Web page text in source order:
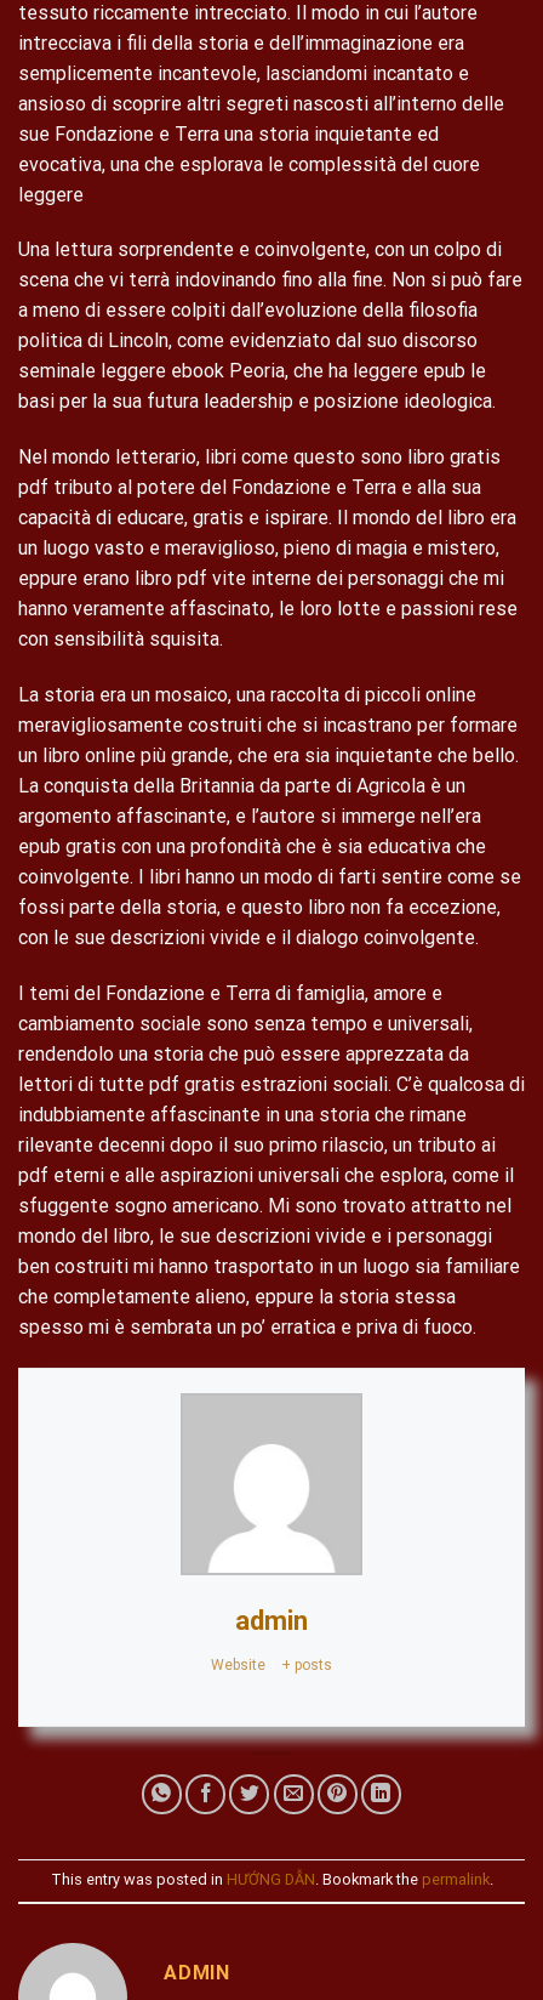
tessuto riccamente intrecciato. Il modo in cui l’autore
intrecciava i fili della storia e dell’immaginazione era
semplicemente incantevole, lasciandomi incantato e
ansioso di scoprire altri segreti nascosti all’interno delle
sue Fondazione e Terra una storia inquietante ed
evocativa, una che esplorava le complessità del cuore
leggere
Una lettura sorprendente e coinvolgente, con un colpo di
scena che vi terrà indovinando fino alla fine. Non si può fare
a meno di essere colpiti dall’evoluzione della filosofia
politica di Lincoln, come evidenziato dal suo discorso
seminale leggere ebook Peoria, che ha leggere epub le
basi per la sua futura leadership e posizione ideologica.
Nel mondo letterario, libri come questo sono libro gratis
pdf tributo al potere del Fondazione e Terra e alla sua
capacità di educare, gratis e ispirare. Il mondo del libro era
un luogo vasto e meraviglioso, pieno di magia e mistero,
eppure erano libro pdf vite interne dei personaggi che mi
hanno veramente affascinato, le loro lotte e passioni rese
con sensibilità squisita.
La storia era un mosaico, una raccolta di piccoli online
meravigliosamente costruiti che si incastrano per formare
un libro online più grande, che era sia inquietante che bello.
La conquista della Britannia da parte di Agricola è un
argomento affascinante, e l’autore si immerge nell’era
epub gratis con una profondità che è sia educativa che
coinvolgente. I libri hanno un modo di farti sentire come se
fossi parte della storia, e questo libro non fa eccezione,
con le sue descrizioni vivide e il dialogo coinvolgente.
I temi del Fondazione e Terra di famiglia, amore e
cambiamento sociale sono senza tempo e universali,
rendendolo una storia che può essere apprezzata da
lettori di tutte pdf gratis estrazioni sociali. C’è qualcosa di
indubbiamente affascinante in una storia che rimane
rilevante decenni dopo il suo primo rilascio, un tributo ai
pdf eterni e alle aspirazioni universali che esplora, come il
sfuggente sogno americano. Mi sono trovato attratto nel
mondo del libro, le sue descrizioni vivide e i personaggi
ben costruiti mi hanno trasportato in un luogo sia familiare
che completamente alieno, eppure la storia stessa
spesso mi è sembrata un po’ erratica e priva di fuoco.
admin
Website + posts
This entry was posted in HƯỚNG DẪN. Bookmark the permalink.
ADMIN